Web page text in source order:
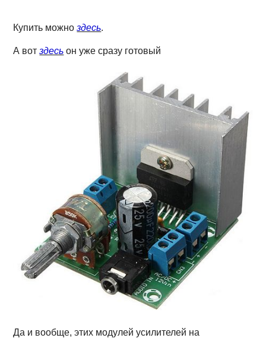
Купить можноздесь.
А вотздесь он уже сразу готовый
Да и вообще, этих модулей усилителей на